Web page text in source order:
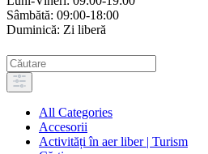
Sâmbătă: 09:00-18:00
Duminică: Zi liberă
All Categories
Accesorii
Activități în aer liber | Turism